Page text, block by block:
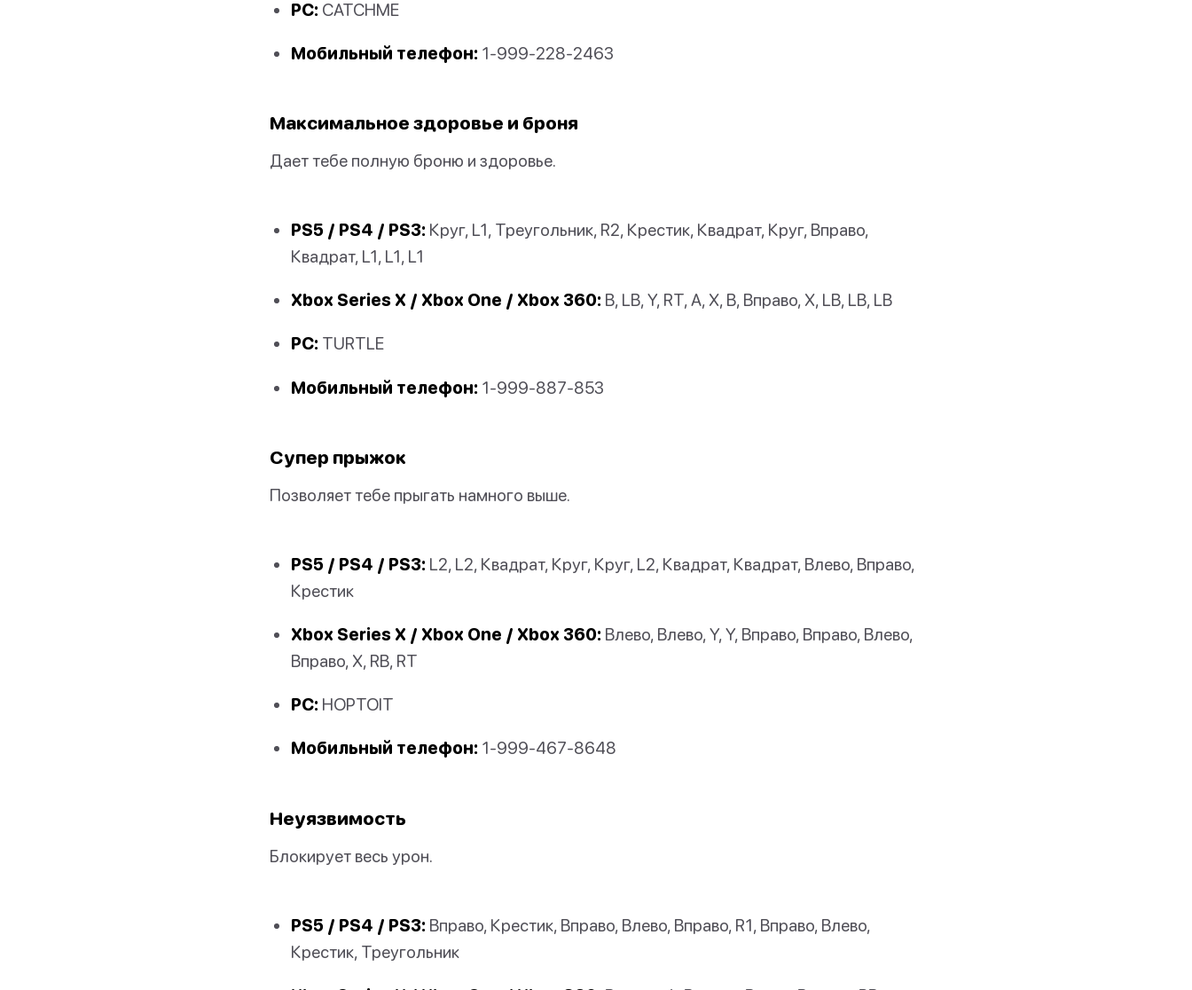
PC: CATCHME
Мобильный телефон: 1-999-228-2463
Максимальное здоровье и броня
Дает тебе полную броню и здоровье.
PS5 / PS4 / PS3: Круг, L1, Треугольник, R2, Крестик, Квадрат, Круг, Вправо,
Квадрат, L1, L1, L1
Xbox Series X / Xbox One / Xbox 360: B, LB, Y, RT, A, X, B, Вправо, X, LB, LB, LB
PC: TURTLE
Мобильный телефон: 1-999-887-853
Супер прыжок
Позволяет тебе прыгать намного выше.
PS5 / PS4 / PS3: L2, L2, Квадрат, Круг, Круг, L2, Квадрат, Квадрат, Влево, Вправо,
Крестик
Xbox Series X / Xbox One / Xbox 360: Влево, Влево, Y, Y, Вправо, Вправо, Влево,
Вправо, X, RB, RT
PC: HOPTOIT
Мобильный телефон: 1-999-467-8648
Неуязвимость
Блокирует весь урон.
PS5 / PS4 / PS3: Вправо, Крестик, Вправо, Влево, Вправо, R1, Вправо, Влево,
Крестик, Треугольник